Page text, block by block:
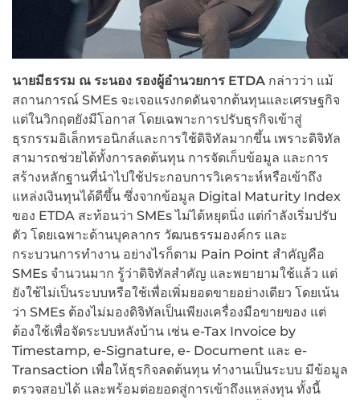
นายมีธรรม ณ ระนอง รองผู้อำนวยการ ETDA กล่าวว่า แม้
สถานการณ์ SMEs จะเจอแรงกดดันจากต้นทุนและเศรษฐกิจ
แต่ในวิกฤตยังมีโอกาส โดยเฉพาะการปรับธุรกิจเข้าสู่
ธุรกรรมอิเล็กทรอนิกส์และการใช้ดิจิทัลมากขึ้น เพราะดิจิทัล
สามารถช่วยได้ทั้งการลดต้นทุน การจัดเก็บข้อมูล และการ
สร้างหลักฐานที่นำไปใช้ประกอบการวิเคราะห์หรือเข้าถึง
แหล่งเงินทุนได้ดีขึ้น ซึ่งจากข้อมูล Digital Maturity Index
ของ ETDA สะท้อนว่า SMEs ไม่ได้หยุดนิ่ง แต่กำลังเริ่มปรับ
ตัว โดยเฉพาะด้านบุคลากร วัฒนธรรมองค์กร และ
กระบวนการทำงาน อย่างไรก็ตาม Pain Point สำคัญคือ
SMEs จำนวนมาก รู้ว่าดิจิทัลสำคัญ และพยายามใช้แล้ว แต่
ยังใช้ไม่เป็นระบบหรือใช้เพื่อเพิ่มยอดขายอย่างเดียว โดยเน้น
ว่า SMEs ต้องไม่มองดิจิทัลเป็นเพียงเครื่องมือขายของ แต่
ต้องใช้เพื่อจัดระบบหลังบ้าน เช่น e-Tax Invoice by
Timestamp, e-Signature, e- Document และ e-
Transaction เพื่อให้ธุรกิจลดต้นทุน ทำงานเป็นระบบ มีข้อมูล
ตรวจสอบได้ และพร้อมต่อยอดสู่การเข้าถึงแหล่งทุน ทั้งนี้